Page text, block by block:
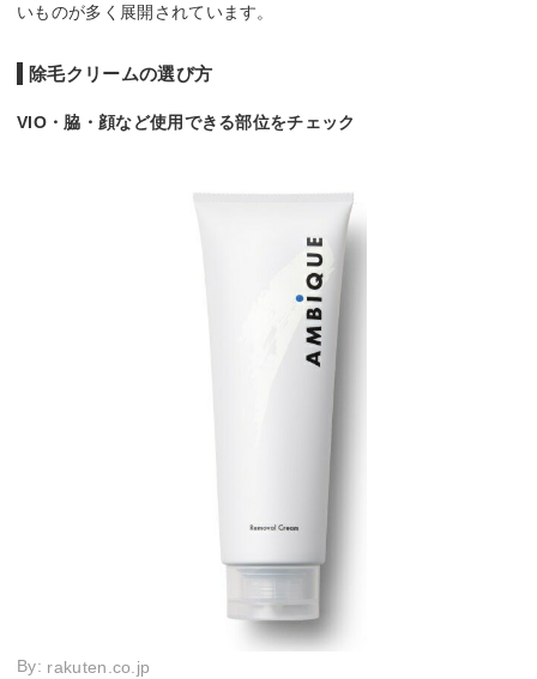
いものが多く展開されています。
除毛クリームの選び方
VIO・脇・顔など使用できる部位をチェック
By: rakuten.co.jp